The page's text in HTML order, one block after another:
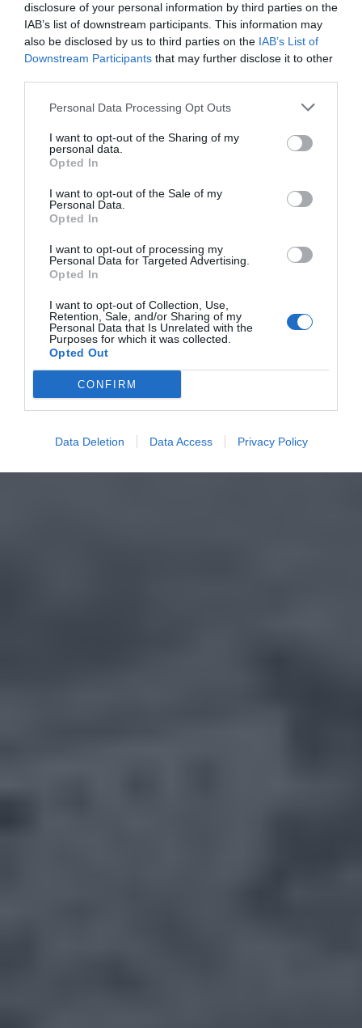
disclosure of your personal information by third parties on the
IAB’s list of downstream participants. This information may
also be disclosed by us to third parties on the IAB’s List of
Downstream Participants that may further disclose it to other
Personal Data Processing Opt Outs
I want to opt-out of the Sharing of my
personal data.
Opted In
I want to opt-out of the Sale of my
Personal Data.
Opted In
I want to opt-out of processing my
Personal Data for Targeted Advertising.
Opted In
I want to opt-out of Collection, Use,
Retention, Sale, and/or Sharing of my
Personal Data that Is Unrelated with the
Purposes for which it was collected.
Opted Out
CONFIRM
Data Deletion Data Access Privacy Policy